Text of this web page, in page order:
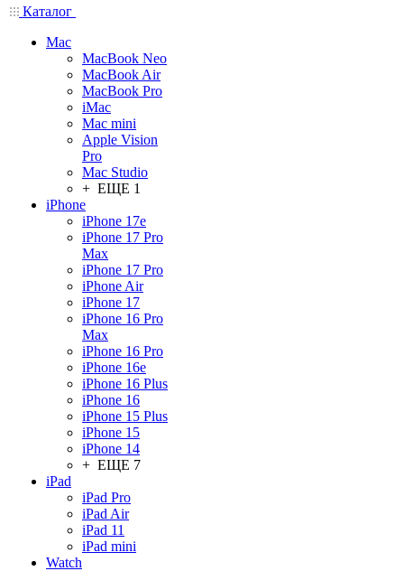
Каталог
Mac
MacBook Neo
MacBook Air
MacBook Pro
iMac
Mac mini
Apple Vision
Pro
Mac Studio
+ ЕЩЕ 1
iPhone
iPhone 17e
iPhone 17 Pro
Max
iPhone 17 Pro
iPhone Air
iPhone 17
iPhone 16 Pro
Max
iPhone 16 Pro
iPhone 16e
iPhone 16 Plus
iPhone 16
iPhone 15 Plus
iPhone 15
iPhone 14
+ ЕЩЕ 7
iPad
iPad Pro
iPad Air
iPad 11
iPad mini
Watch